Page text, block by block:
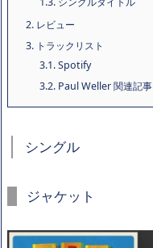
2. レビュー
3. トラックリスト
3.1.Spotify
3.2. Paul Weller 関連記事
シングル
ジャケット